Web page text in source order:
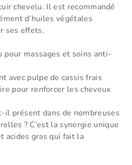
chevelu. Il est recommandé
d’huiles végétales
ses effets.
pour massages et soins anti-
avec pulpe de cassis frais
pour renforcer les cheveux
il présent dans de nombreuses
? C’est la synergie unique
acides gras qui fait la